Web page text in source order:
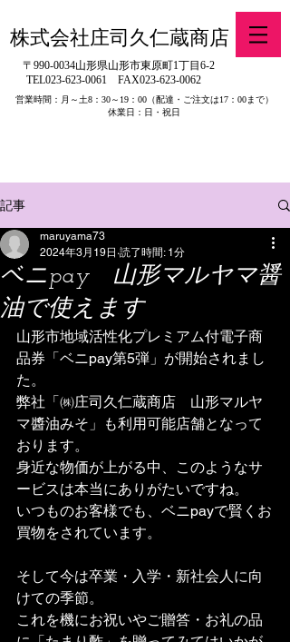
株式会社庄司久仁蔵商店
〒990-0034山形県山形市東原町1丁目6-2
TEL023-623-0061 FAX023-623-0062
営業時間：月～土8：30～19：00（配達・ご注文は17：00まで）
休業日：日・祝日
記事
ベニpay 山形マルヤマ醤
油で使えます
maruyama73
2024年3月19日 読了時間: 1分
山形市地域活性化プレミアム付電子商
品券「ベニpay第5弾」が開始されまし
た。
弊社「㈱庄司久仁蔵商店　山形マルヤ
マ醬油みそ」も利用可能店舗となって
おります。
身近な物価が上がる中、このようなサ
ービスは本当にありがたいですね。
いつものお客様でも、ベニpayで賢くお
買物をされています。
そして今は卒業・入学・新社会人に向
けての季節。
これを機にお祝いやご贈答・お礼の品